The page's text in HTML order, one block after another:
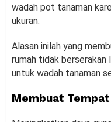
wadah pot tanaman
ukuran.
Alasan inilah yang
rumah tidak berserakan
untuk wadah tanaman
Membuat